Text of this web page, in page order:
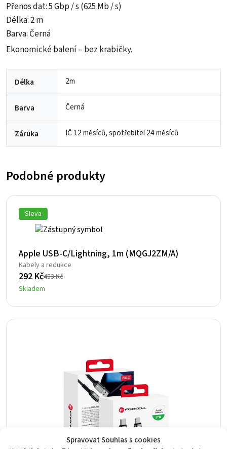
Spravovat Souhlas s cookies
Přenos dat: 5 Gbp / s (625 Mb / s)
Délka: 2 m
Barva: Černá
Ekonomické balení – bez krabičky.
Délka 2m
Barva Černá
Záruka IČ 12 měsíců, spotřebitel 24 měsíců
Podobné produkty
Sleva
Apple USB-C/Lightning, 1m (MQGJ2ZM/A)
Kabely a redukce
453Kč
Původní
cena
byla:
453 Kč.
292 Kč
Aktuální
cena
je:
292 Kč.
Skladem